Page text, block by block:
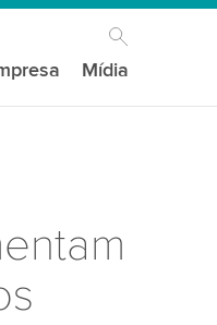
Mídia